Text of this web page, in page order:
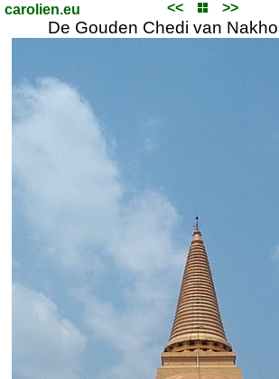
carolien.eu << >>
De Gouden Chedi van